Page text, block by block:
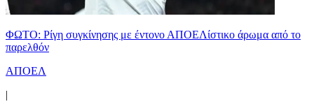
ΦΩΤΟ: Ρίγη συγκίνησης με έντονο ΑΠΟΕΛίστικο άρωμα από το
παρελθόν
ΑΠΟΕΛ
|